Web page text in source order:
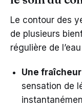
Le contour des
de plusieurs
régulière de
Une
sensation de